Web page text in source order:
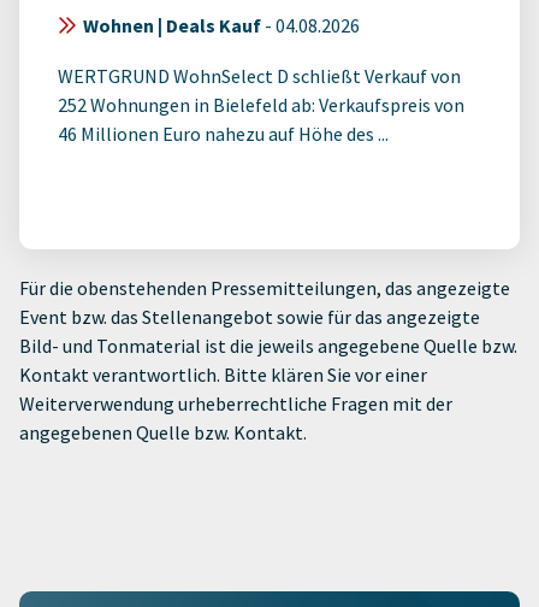
Wohnen | Deals Kauf - 04.08.2026
WERTGRUND WohnSelect D schließt Verkauf von
252 Wohnungen in Bielefeld ab: Verkaufspreis von
46 Millionen Euro nahezu auf Höhe des ...
Für die obenstehenden Pressemitteilungen, das angezeigte
Event bzw. das Stellenangebot sowie für das angezeigte
Bild- und Tonmaterial ist die jeweils angegebene Quelle bzw.
Kontakt verantwortlich. Bitte klären Sie vor einer
Weiterverwendung urheberrechtliche Fragen mit der
angegebenen Quelle bzw. Kontakt.